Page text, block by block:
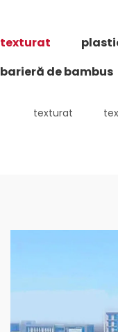
texturat
barieră de bambus
texturat